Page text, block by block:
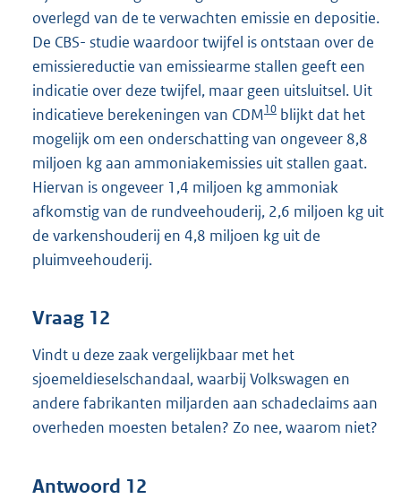
overlegd van de te verwachten emissie en depositie.
De CBS- studie waardoor twijfel is ontstaan over de
emissiereductie van emissiearme stallen geeft een
indicatie over deze twijfel, maar geen uitsluitsel. Uit
indicatieve berekeningen van CDM10 blijkt dat het
mogelijk om een onderschatting van ongeveer 8,8
miljoen kg aan ammoniakemissies uit stallen gaat.
Hiervan is ongeveer 1,4 miljoen kg ammoniak
afkomstig van de rundveehouderij, 2,6 miljoen kg uit
de varkenshouderij en 4,8 miljoen kg uit de
pluimveehouderij.
Vraag 12
Vindt u deze zaak vergelijkbaar met het
sjoemeldieselschandaal, waarbij Volkswagen en
andere fabrikanten miljarden aan schadeclaims aan
overheden moesten betalen? Zo nee, waarom niet?
Antwoord 12